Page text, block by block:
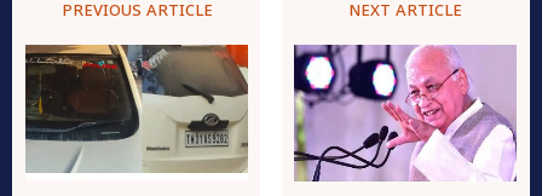
PREVIOUS ARTICLE NEXT ARTICLE